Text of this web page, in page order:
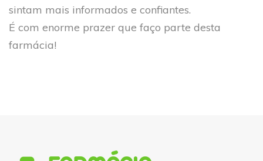
sintam mais informados e confiantes.
É com enorme prazer que faço parte desta
farmácia!